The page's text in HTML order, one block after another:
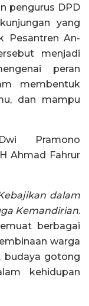
pengurus DPD
yang
Pesantren An-
menjadi
peran
membentuk
dan mampu
Pramono
Ahmad Fahrur
dalam
Kemandirian.
berbagai
warga
budaya gotong
kehidupan